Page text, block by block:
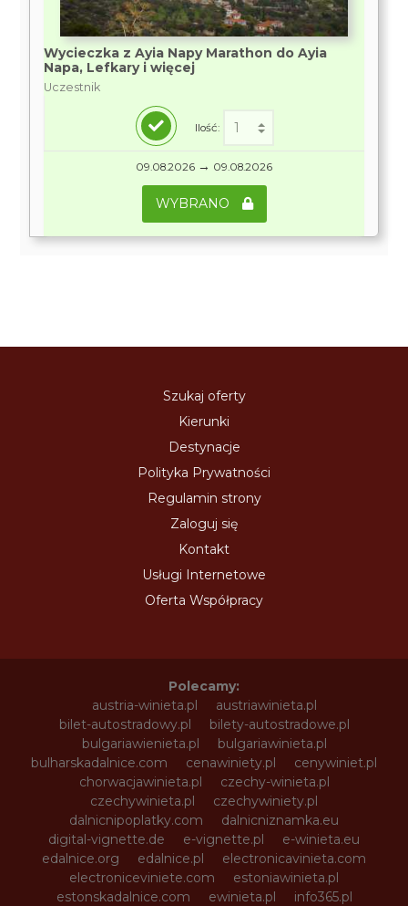
Wycieczka z Ayia Napy Marathon do Ayia
Napa, Lefkary i więcej
Uczestnik
Ilość:
09.08.2026 → 09.08.2026
WYBRANO
Szukaj oferty
Kierunki
Destynacje
Polityka Prywatności
Regulamin strony
Zaloguj się
Kontakt
Usługi Internetowe
Oferta Współpracy
Polecamy:
austria-winieta.pl
austriawinieta.pl
bilet-autostradowy.pl
bilety-autostradowe.pl
bulgariawienieta.pl
bulgariawinieta.pl
bulharskadalnice.com
cenawiniety.pl
cenywiniet.pl
chorwacjawinieta.pl
czechy-winieta.pl
czechywinieta.pl
czechywiniety.pl
dalnicnipoplatky.com
dalnicniznamka.eu
digital-vignette.de
e-vignette.pl
e-winieta.eu
edalnice.org
edalnice.pl
electronicavinieta.com
electroniceviniete.com
estoniawinieta.pl
estonskadalnice.com
ewinieta.pl
info365.pl